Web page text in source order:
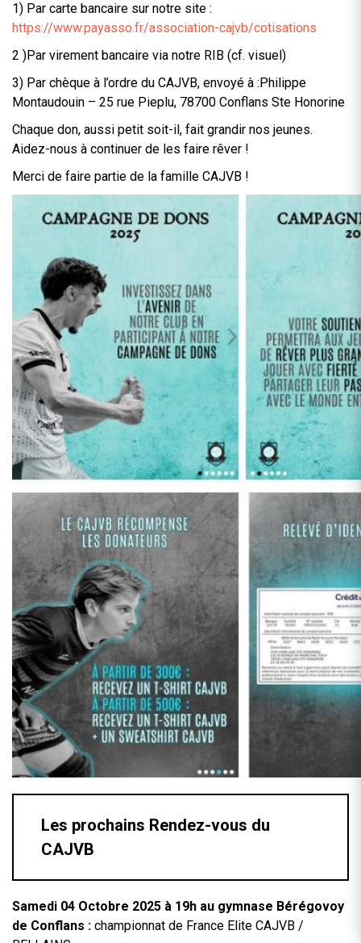
1) Par carte bancaire sur notre site :
https://www.payasso.fr/association-cajvb/cotisations
2 )Par virement bancaire via notre RIB (cf. visuel)
3) Par chèque à l’ordre du CAJVB, envoyé à :Philippe
Montaudouin – 25 rue Pieplu, 78700 Conflans Ste Honorine
Chaque don, aussi petit soit-il, fait grandir nos jeunes.
Aidez-nous à continuer de les faire rêver !
Merci de faire partie de la famille CAJVB !
Les prochains Rendez-vous du
CAJVB
Samedi 04 Octobre 2025 à 19h au gymnase Bérégovoy
de Conflans : championnat de France Elite CAJVB /